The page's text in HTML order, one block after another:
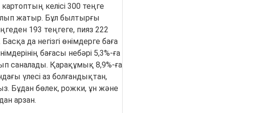
келісі 300 теңге
жатыр. Бұл былтырғы
193 теңгеге, пияз 222
да негізгі өнімдерге баға
бағасы небәрі 5,3%-ға
саналады. Қарақұмық 8,9%-ға
үлесі аз болғандықтан,
Бұдан бөлек, рожки, ұн және
арзан.